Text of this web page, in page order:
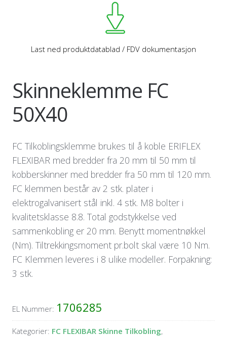
Last ned produktdatablad / FDV dokumentasjon
Skinneklemme FC
50X40
FC Tilkoblingsklemme brukes til å koble ERIFLEX
FLEXIBAR med bredder fra 20 mm til 50 mm til
kobberskinner med bredder fra 50 mm til 120 mm.
FC klemmen består av 2 stk. plater i
elektrogalvanisert stål inkl. 4 stk. M8 bolter i
kvalitetsklasse 8.8. Total godstykkelse ved
sammenkobling er 20 mm. Benytt momentnøkkel
(Nm). Tiltrekkingsmoment pr.bolt skal være 10 Nm.
FC Klemmen leveres i 8 ulike modeller. Forpakning:
3 stk.
EL Nummer: 1706285
Kategorier: FC FLEXIBAR Skinne Tilkobling,